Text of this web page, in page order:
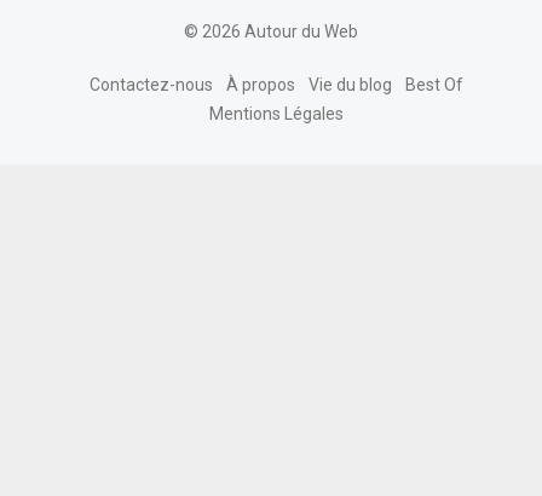
© 2026 Autour du Web
Contactez-nous À propos Vie du blog
Best Of
Mentions Légales